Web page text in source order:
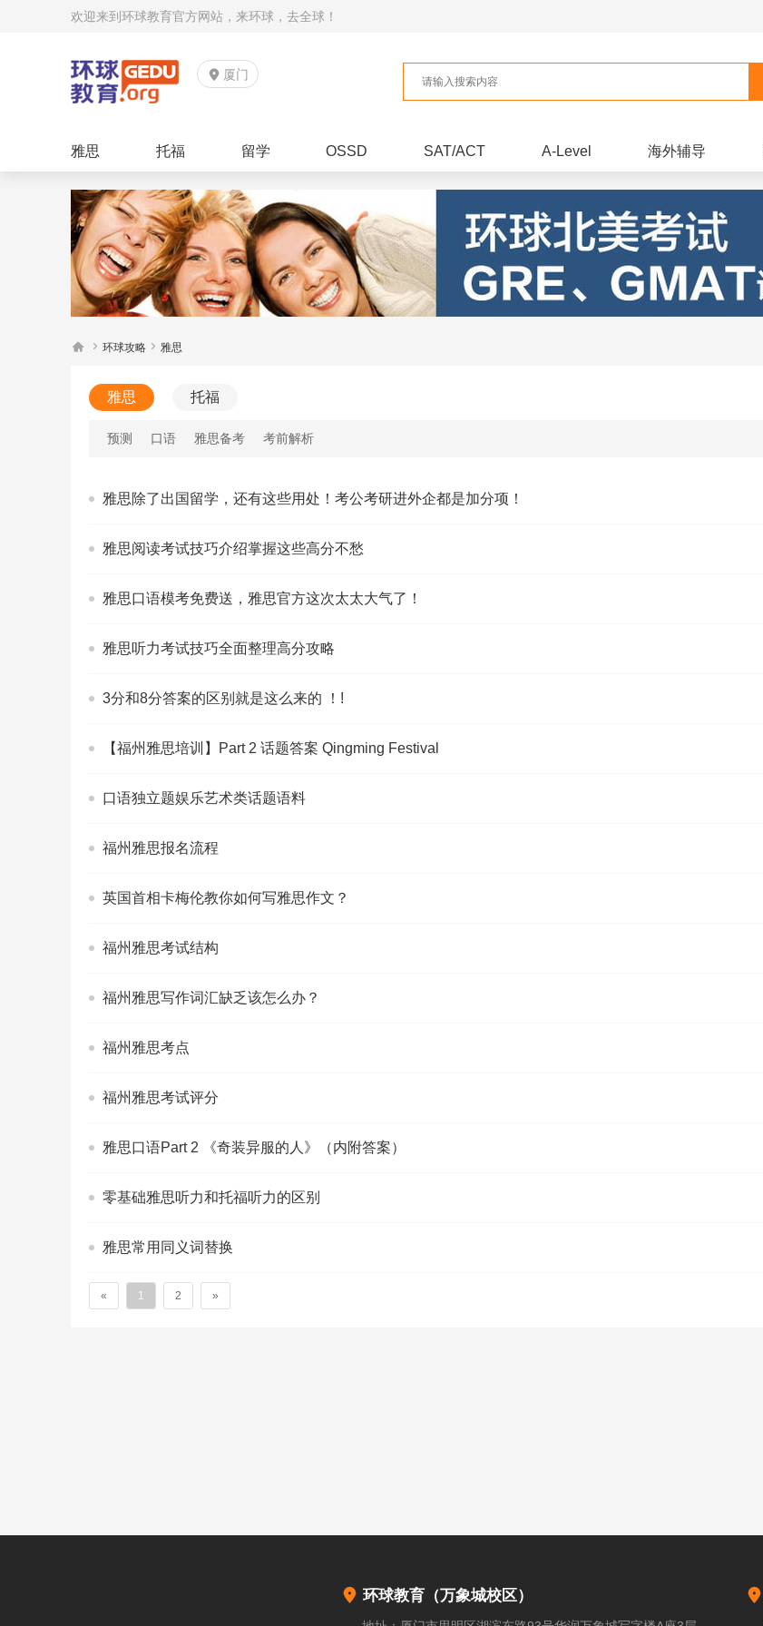
欢迎来到环球教育官方网站，来环球，去全球！
 厦门
雅思 托福 留学 OSSD SAT/ACT A-Level 海外辅导
  环球攻略  雅思
雅思
预测 口语 雅思备考 考前解析
托福
雅思除了出国留学，还有这些用处！考公考研进外企都是加分项！
雅思阅读考试技巧介绍掌握这些高分不愁
雅思口语模考免费送，雅思官方这次太太大气了！
雅思听力考试技巧全面整理高分攻略
3分和8分答案的区别就是这么来的 ！!
【福州雅思培训】Part 2 话题答案 Qingming Festival
口语独立题娱乐艺术类话题语料
福州雅思报名流程
英国首相卡梅伦教你如何写雅思作文？
福州雅思考试结构
福州雅思写作词汇缺乏该怎么办？
福州雅思考点
福州雅思考试评分
雅思口语Part 2 《奇装异服的人》（内附答案）
零基础雅思听力和托福听力的区别
雅思常用同义词替换
« 1 2 »
 环球教育（万象城校区） 